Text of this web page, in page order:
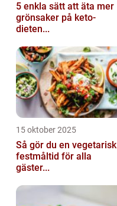
5 enkla sätt att äta mer
grönsaker på keto-
dieten...
15 oktober 2025
Så gör du en vegetarisk
festmåltid för alla
gäster...